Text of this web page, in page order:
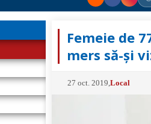
Femeie de
mers să-şi
27 oct. 2019 ,Local